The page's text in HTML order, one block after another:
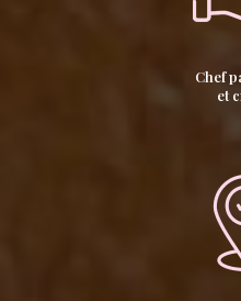
Chef
et